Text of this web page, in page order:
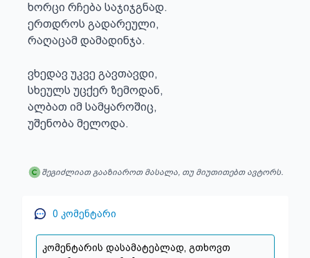
ხორცი რჩება საჯიჯგნად.
ერთდროს გადარეული,
რაღაცამ დამადინჯა.
ვხედავ უკვე გავთავდი,
სხეულს უცქერ ზემოდან,
ალბათ იმ სამყაროშიც,
უშენობა მელოდა.
შეგიძლიათ გააზიაროთ მასალა, თუ მიუთითებთ ავტორს.
0 კომენტარი